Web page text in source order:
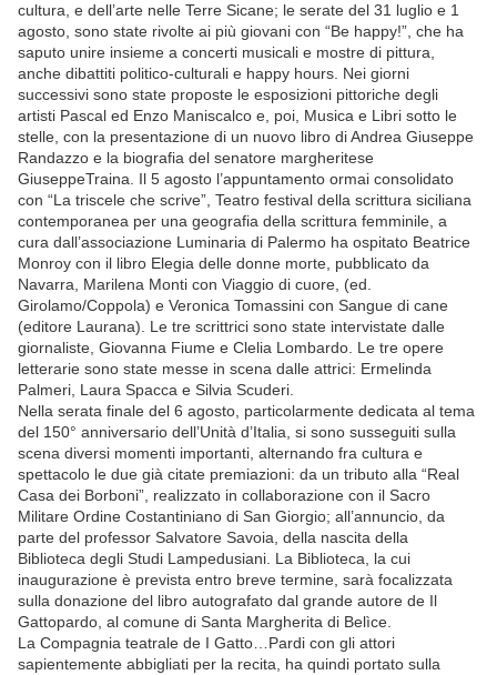
cultura, e dell’arte nelle Terre Sicane; le serate del 31 luglio e 1
agosto, sono state rivolte ai più giovani con “Be happy!”, che ha
saputo unire insieme a concerti musicali e mostre di pittura,
anche dibattiti politico-culturali e happy hours. Nei giorni
successivi sono state proposte le esposizioni pittoriche degli
artisti Pascal ed Enzo Maniscalco e, poi, Musica e Libri sotto le
stelle, con la presentazione di un nuovo libro di Andrea Giuseppe
Randazzo e la biografia del senatore margheritese
GiuseppeTraina. Il 5 agosto l’appuntamento ormai consolidato
con “La triscele che scrive”, Teatro festival della scrittura siciliana
contemporanea per una geografia della scrittura femminile, a
cura dall’associazione Luminaria di Palermo ha ospitato Beatrice
Monroy con il libro Elegia delle donne morte, pubblicato da
Navarra, Marilena Monti con Viaggio di cuore, (ed.
Girolamo/Coppola) e Veronica Tomassini con Sangue di cane
(editore Laurana). Le tre scrittrici sono state intervistate dalle
giornaliste, Giovanna Fiume e Clelia Lombardo. Le tre opere
letterarie sono state messe in scena dalle attrici: Ermelinda
Palmeri, Laura Spacca e Silvia Scuderi.
Nella serata finale del 6 agosto, particolarmente dedicata al tema
del 150° anniversario dell’Unità d’Italia, si sono susseguiti sulla
scena diversi momenti importanti, alternando fra cultura e
spettacolo le due già citate premiazioni: da un tributo alla “Real
Casa dei Borboni”, realizzato in collaborazione con il Sacro
Militare Ordine Costantiniano di San Giorgio; all’annuncio, da
parte del professor Salvatore Savoia, della nascita della
Biblioteca degli Studi Lampedusiani. La Biblioteca, la cui
inaugurazione è prevista entro breve termine, sarà focalizzata
sulla donazione del libro autografato dal grande autore de Il
Gattopardo, al comune di Santa Margherita di Belìce.
La Compagnia teatrale de I Gatto…Pardi con gli attori
sapientemente abbigliati per la recita, ha quindi portato sulla